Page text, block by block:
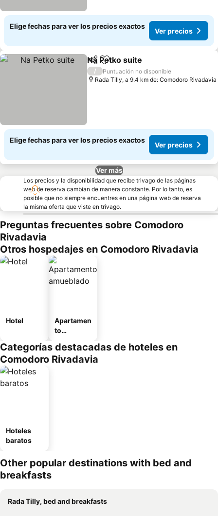
Elige fechas para ver los precios exactos
Ver precios
CompartirAgregar a favoritos
Na Petko suite
/
Puntuación no disponible
Rada Tilly, a 9.4 km de: Comodoro Rivadavia
Elige fechas para ver los precios exactos
Ver precios
Ver más
Los precios y la disponibilidad que recibe trivago de las páginas
web de reserva cambian de manera constante. Por lo tanto, es
posible que no siempre encuentres en una página web de reserva
la misma oferta que viste en trivago.
Preguntas frecuentes sobre Comodoro
Rivadavia
Otros hospedajes en Comodoro Rivadavia
Hotel
Apartamen
to
o
Categorías destacadas de hoteles en
Comodoro Rivadavia
Hoteles
baratos
Other popular destinations with bed and
breakfasts
Rada Tilly, bed and breakfasts